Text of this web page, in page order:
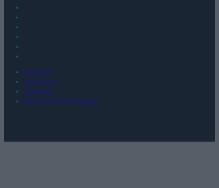
KONTAKT
REDAKCJA
REKLAMA
POLITYKA PRYWATNOŚCI